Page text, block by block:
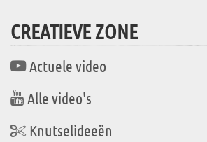
CREATIEVE ZONE
Actuele video
Alle video's
Knutselideeën